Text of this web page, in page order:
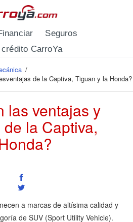
Seguros
CarroYa
/
de la Captiva, Tiguan y la Honda?
las ventajas y
la Captiva,
a marcas de altísima calidad y
de SUV (Sport Utility Vehicle).